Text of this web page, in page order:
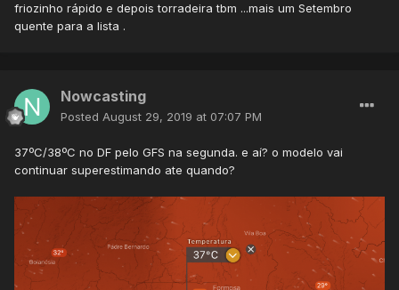
friozinho rápido e depois torradeira tbm ...mais um Setembro
quente para a lista .
Nowcasting
Posted August 29, 2019 at 07:07 PM
37ºC/38ºC no DF pelo GFS na segunda. e aí? o modelo vai
continuar superestimando ate quando?